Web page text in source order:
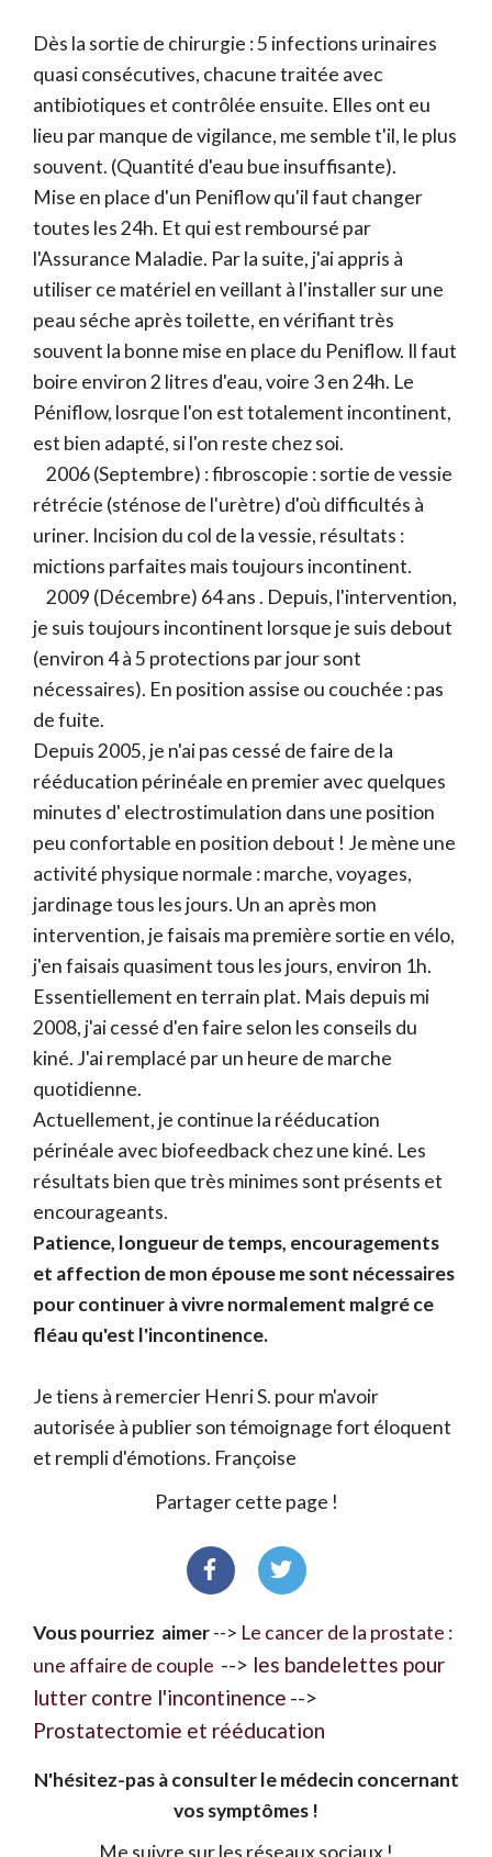
Dès la sortie de chirurgie : 5 infections urinaires
quasi consécutives, chacune traitée avec
antibiotiques et contrôlée ensuite. Elles ont eu
lieu par manque de vigilance, me semble t'il, le plus
souvent. (Quantité d'eau bue insuffisante).
Mise en place d'un Peniflow qu'il faut changer
toutes les 24h. Et qui est remboursé par
l'Assurance Maladie. Par la suite, j'ai appris à
utiliser ce matériel en veillant à l'installer sur une
peau séche après toilette, en vérifiant très
souvent la bonne mise en place du Peniflow. Il faut
boire environ 2 litres d'eau, voire 3 en 24h. Le
Péniflow, losrque l'on est totalement incontinent,
est bien adapté, si l'on reste chez soi.
2006 (Septembre) : fibroscopie : sortie de vessie
rétrécie (sténose de l'urètre) d'où difficultés à
uriner. Incision du col de la vessie, résultats :
mictions parfaites mais toujours incontinent.
2009 (Décembre) 64 ans . Depuis, l'intervention,
je suis toujours incontinent lorsque je suis debout
(environ 4 à 5 protections par jour sont
nécessaires). En position assise ou couchée : pas
de fuite.
Depuis 2005, je n'ai pas cessé de faire de la
rééducation périnéale en premier avec quelques
minutes d' electrostimulation dans une position
peu confortable en position debout ! Je mène une
activité physique normale : marche, voyages,
jardinage tous les jours. Un an après mon
intervention, je faisais ma première sortie en vélo,
j'en faisais quasiment tous les jours, environ 1h.
Essentiellement en terrain plat. Mais depuis mi
2008, j'ai cessé d'en faire selon les conseils du
kiné. J'ai remplacé par un heure de marche
quotidienne.
Actuellement, je continue la rééducation
périnéale avec biofeedback chez une kiné. Les
résultats bien que très minimes sont présents et
encourageants.
Patience, longueur de temps, encouragements
et affection de mon épouse me sont nécessaires
pour continuer à vivre normalement malgré ce
fléau qu'est l'incontinence.
Je tiens à remercier Henri S. pour m'avoir
autorisée à publier son témoignage fort éloquent
et rempli d'émotions. Françoise
Partager cette page !
Vous pourriez aimer--> Le cancer de la prostate :
une affaire de couple --> les bandelettes pour
lutter contre l'incontinence -->
Prostatectomie et rééducation
N'hésitez-pas à consulter le médecin concernant
vos symptômes !